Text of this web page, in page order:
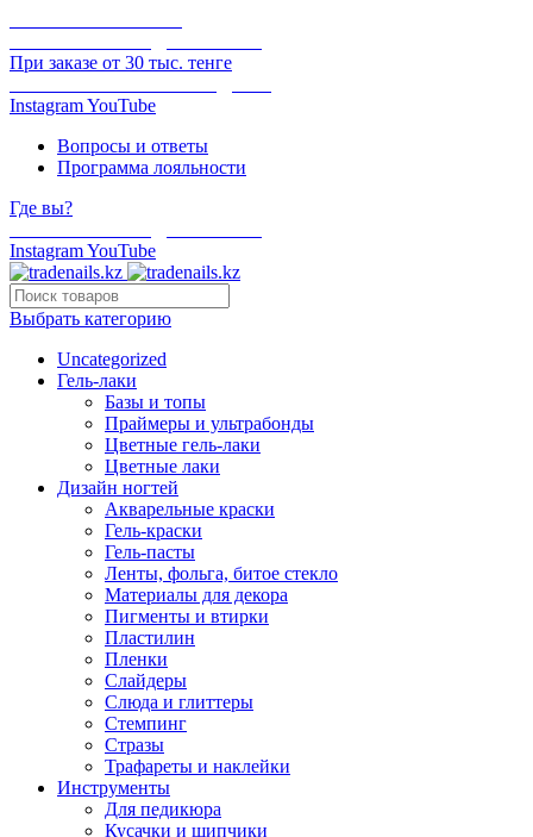
При заказе от 30 тыс. тенге
InstagramYouTube
Вопросы и ответы
Программа лояльности
Где вы?
InstagramYouTube
Выбрать категорию
Uncategorized
Гель-лаки
Базы и топы
Праймеры и ультрабонды
Цветные гель-лаки
Цветные лаки
Дизайн ногтей
Акварельные краски
Гель-краски
Гель-пасты
Ленты, фольга, битое стекло
Материалы для декора
Пигменты и втирки
Пластилин
Пленки
Слайдеры
Слюда и глиттеры
Стемпинг
Стразы
Трафареты и наклейки
Инструменты
Для педикюра
Кусачки и щипчики